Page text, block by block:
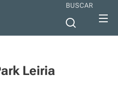
BUSCAR
Leiria